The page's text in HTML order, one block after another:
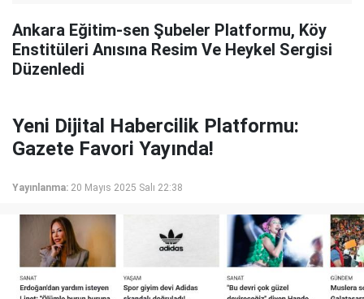
Ankara Eğitim-sen Şubeler Platformu, Köy
Enstitüleri Anısına Resim Ve Heykel Sergisi
Düzenledi
Yeni Dijital Habercilik Platformu:
Gazete Favori Yayında!
Yayınlanma: 20 Mayıs 2025 Salı 22:38